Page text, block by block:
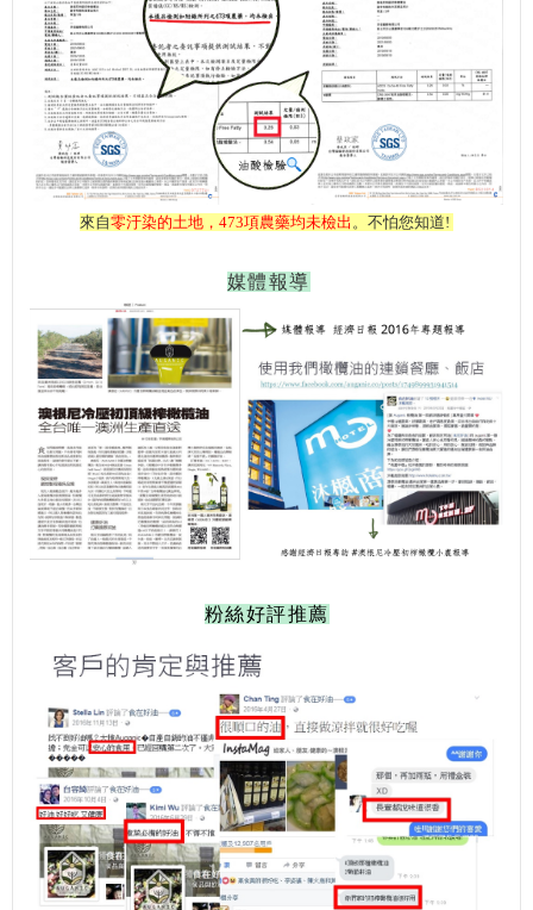
來自零汙染的土地，473項農藥均未檢出 。不怕您知道!
媒體報導
粉絲好評推薦